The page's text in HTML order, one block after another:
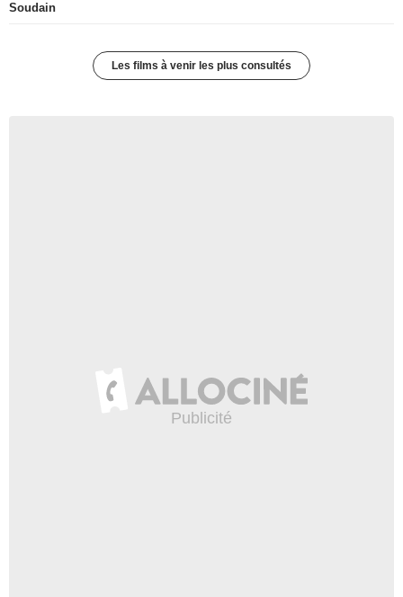
Soudain
Les films à venir les plus consultés